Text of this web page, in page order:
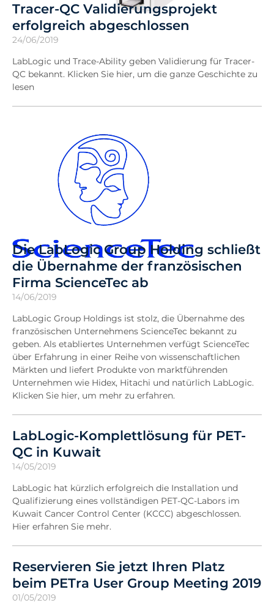
Tracer-QC Validierungsprojekt
erfolgreich abgeschlossen
24/06/2019
LabLogic und Trace-Ability geben Validierung für Tracer-
QC bekannt. Klicken Sie hier, um die ganze Geschichte zu
lesen
Die LabLogic Group Holding schließt
die Übernahme der französischen
Firma ScienceTec ab
14/06/2019
LabLogic Group Holdings ist stolz, die Übernahme des
französischen Unternehmens ScienceTec bekannt zu
geben. Als etabliertes Unternehmen verfügt ScienceTec
über Erfahrung in einer Reihe von wissenschaftlichen
Märkten und liefert Produkte von marktführenden
Unternehmen wie Hidex, Hitachi und natürlich LabLogic.
Klicken Sie hier, um mehr zu erfahren.
LabLogic-Komplettlösung für PET-
QC in Kuwait
14/05/2019
LabLogic hat kürzlich erfolgreich die Installation und
Qualifizierung eines vollständigen PET-QC-Labors im
Kuwait Cancer Control Center (KCCC) abgeschlossen.
Hier erfahren Sie mehr.
Reservieren Sie jetzt Ihren Platz
beim PETra User Group Meeting 2019
01/05/2019